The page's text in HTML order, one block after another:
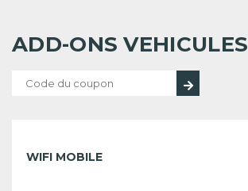
ADD-ONS VEHICULES
WIFI MOBILE